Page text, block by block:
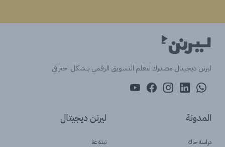
ليرنن ديجيتال مصدرك لتعلم التسويق الرقمي بــشكل احترافي
المدونة
دراسة حالة
ليرنن ديجيتال
نبذة عنا